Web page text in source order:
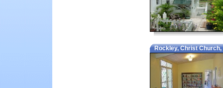
Rockley, Christ Church,